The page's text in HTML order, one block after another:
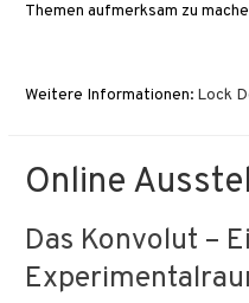
Themen aufmerksam zu
Weitere Informationen: Lock
Online
Das Konvolut –